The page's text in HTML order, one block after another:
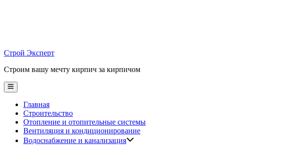
Строй Эксперт
Строим вашу мечту кирпич за кирпичом
Main
Menu
Главная
Строительство
Отопление и отопительные системы
Вентиляция и кондиционирование
Водоснабжение и канализация